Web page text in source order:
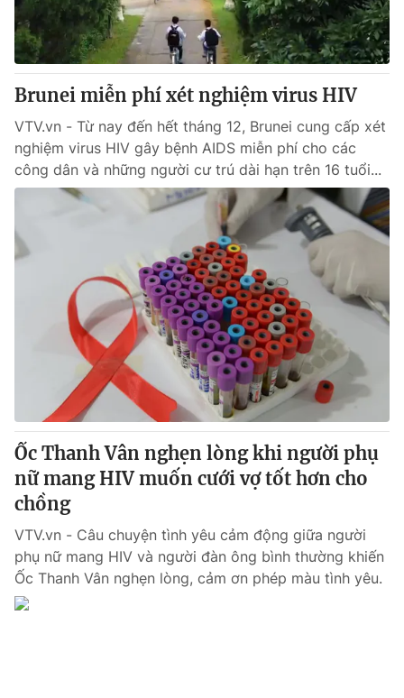
Sản phẩm
Thị trường
Tư vấn
Lịch phát sóng
Chuyên mục khác
Emagazine Podcast
Infographic
Video Shorts video
VTV Money VTV Thể thao
VTV Sức khoẻ Bất động sản
Thị trường 24h Tấm lòng Việt
VTV4 Vươn mình bằng AI
Liên hệ tòa soạn English
Brunei miễn phí xét nghiệm virus HIV
VTV.vn - Từ nay đến hết tháng 12, Brunei cung cấp xét
nghiệm virus HIV gây bệnh AIDS miễn phí cho các
công dân và những người cư trú dài hạn trên 16 tuổi...
Ốc Thanh Vân nghẹn lòng khi người phụ
nữ mang HIV muốn cưới vợ tốt hơn cho
chồng
VTV.vn - Câu chuyện tình yêu cảm động giữa người
phụ nữ mang HIV và người đàn ông bình thường khiến
Ốc Thanh Vân nghẹn lòng, cảm ơn phép màu tình yêu.